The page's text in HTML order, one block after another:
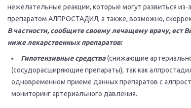
нежелательные реакции, которые могут развиться
препаратом АЛПРОСТАДИЛ, а также, возможно,
В частности, сообщите своему лечащему врачу, ест
ниже лекарственных препаратов:
Гипотензивные средства(снижающие
(сосудорасширяющие препараты), так как
одновременном приеме данных препаратов с
мониторинг артериального давления.